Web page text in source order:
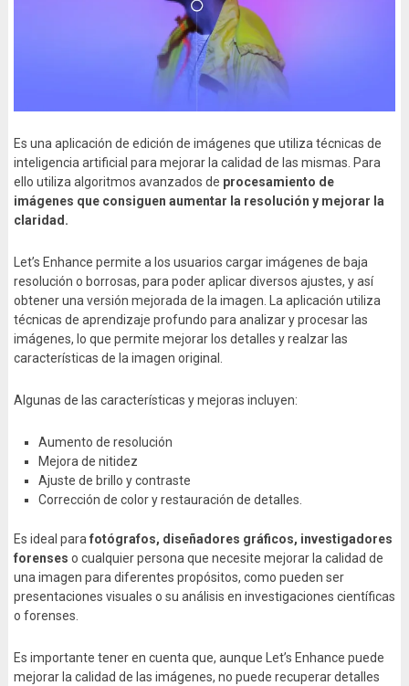
Es una aplicación de edición de imágenes que utiliza técnicas de
inteligencia artificial para mejorar la calidad de las mismas. Para
ello utiliza algoritmos avanzados de procesamiento de
imágenes que consiguen aumentar la resolución y mejorar la
claridad.
Let’s Enhance permite a los usuarios cargar imágenes de baja
resolución o borrosas, para poder aplicar diversos ajustes, y así
obtener una versión mejorada de la imagen. La aplicación utiliza
técnicas de aprendizaje profundo para analizar y procesar las
imágenes, lo que permite mejorar los detalles y realzar las
características de la imagen original.
Algunas de las características y mejoras incluyen:
Aumento de resolución
Mejora de nitidez
Ajuste de brillo y contraste
Corrección de color y restauración de detalles.
Es ideal para fotógrafos, diseñadores gráficos, investigadores
forenses o cualquier persona que necesite mejorar la calidad de
una imagen para diferentes propósitos, como pueden ser
presentaciones visuales o su análisis en investigaciones científicas
o forenses.
Es importante tener en cuenta que, aunque Let’s Enhance puede
mejorar la calidad de las imágenes, no puede recuperar detalles